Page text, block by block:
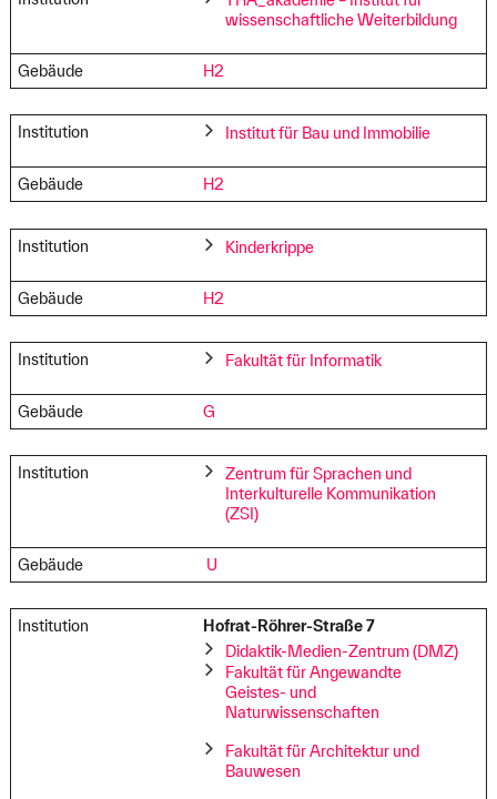
wissenschaftliche Weiterbildung
Gebäude H2
Institution Institut für Bau und Immobilie
Gebäude H2
Institution Kinderkrippe
Gebäude H2
Institution Fakultät für Informatik
Gebäude G
Institution
Zentrum für Sprachen und
Interkulturelle Kommunikation
(ZSI)
Gebäude U
Institution
Hofrat-Röhrer-Straße 7
Didaktik-Medien-Zentrum (DMZ)
Fakultät für Angewandte
Geistes- und
Naturwissenschaften
Fakultät für Architektur und
Bauwesen